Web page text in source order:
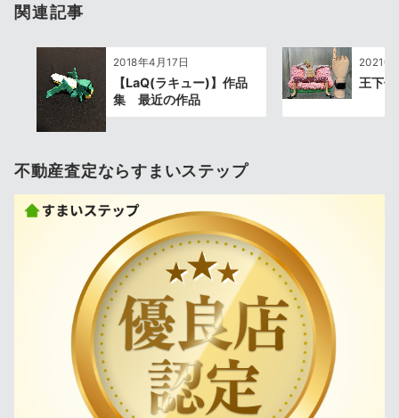
関連記事
2018年4月17日
【LaQ(ラキュー)】作品
集 最近の作品
2021年
王下
不動産査定ならすまいステップ